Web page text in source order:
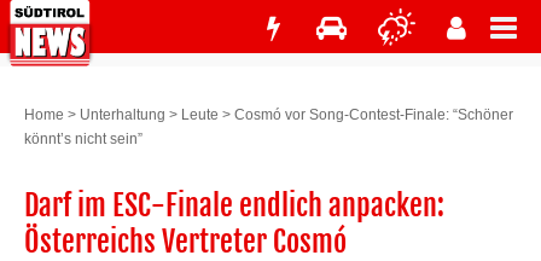
Home > Unterhaltung > Leute > Cosmó vor Song-Contest-Finale: “Schöner
könnt’s nicht sein”
Darf im ESC-Finale endlich anpacken:
Österreichs Vertreter Cosmó